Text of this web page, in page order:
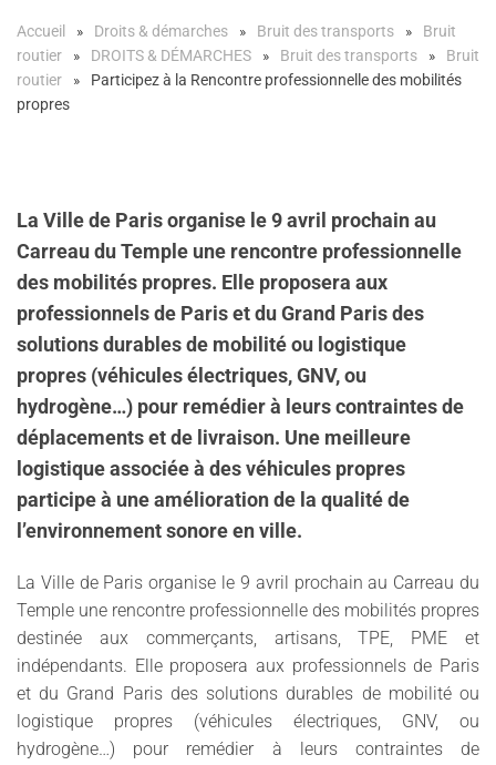
Accueil Droits & démarches Bruit des transports
Bruit
routier
DROITS & DÉMARCHES Bruit des transports
Bruit
routier
Participez à la Rencontre professionnelle des mobilités
propres
La Ville de Paris organise le 9 avril prochain au
Carreau du Temple une rencontre professionnelle
des mobilités propres. Elle proposera aux
professionnels de Paris et du Grand Paris des
solutions durables de mobilité ou logistique
propres (véhicules électriques, GNV, ou
hydrogène…) pour remédier à leurs contraintes de
déplacements et de livraison. Une meilleure
logistique associée à des véhicules propres
participe à une amélioration de la qualité de
l’environnement sonore en ville.
La Ville de Paris organise le 9 avril prochain au Carreau du
Temple une rencontre professionnelle des mobilités propres
destinée aux commerçants, artisans, TPE, PME et
indépendants. Elle proposera aux professionnels de Paris
et du Grand Paris des solutions durables de mobilité ou
logistique propres (véhicules électriques, GNV, ou
hydrogène…) pour remédier à leurs contraintes de